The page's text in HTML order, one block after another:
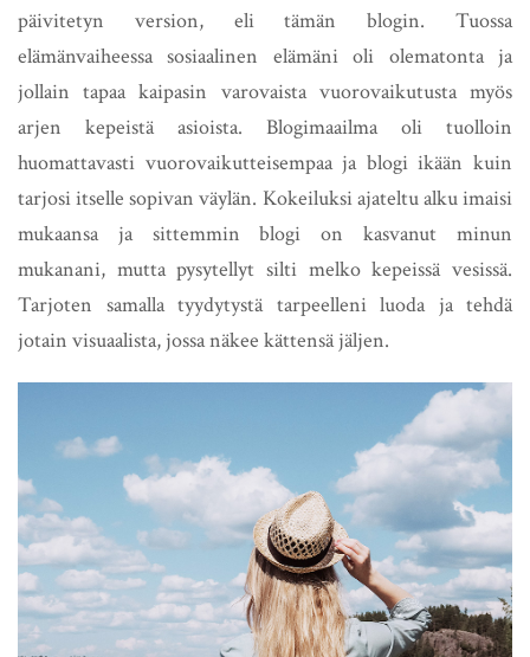
päivitetyn version, eli tämän blogin. Tuossa
elämänvaiheessa sosiaalinen elämäni oli olematonta ja
jollain tapaa kaipasin varovaista vuorovaikutusta myös
arjen kepeistä asioista. Blogimaailma oli tuolloin
huomattavasti vuorovaikutteisempaa ja blogi ikään kuin
tarjosi itselle sopivan väylän. Kokeiluksi ajateltu alku imaisi
mukaansa ja sittemmin blogi on kasvanut minun
mukanani, mutta pysytellyt silti melko kepeissä vesissä.
Tarjoten samalla tyydytystä tarpeelleni luoda ja tehdä
jotain visuaalista, jossa näkee kättensä jäljen.